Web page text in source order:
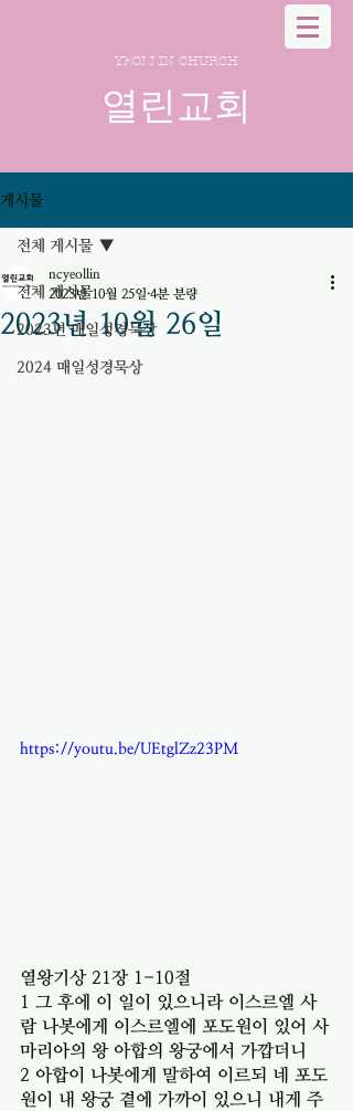
YEOLLIN CHURCH
열린교회
게시물
전체 게시물
2023년 매일성경묵상
2024 매일성경묵상
전체 게시물
2023년 10월 26일
ncyeollin
2023년 10월 25일 4분 분량
https://youtu.be/UEtglZz23PM
열왕기상 21장 1-10절
1 그 후에 이 일이 있으니라 이스르엘 사
람 나봇에게 이스르엘에 포도원이 있어 사
마리아의 왕 아합의 왕궁에서 가깝더니
2 아합이 나봇에게 말하여 이르되 네 포도
원이 내 왕궁 곁에 가까이 있으니 내게 주